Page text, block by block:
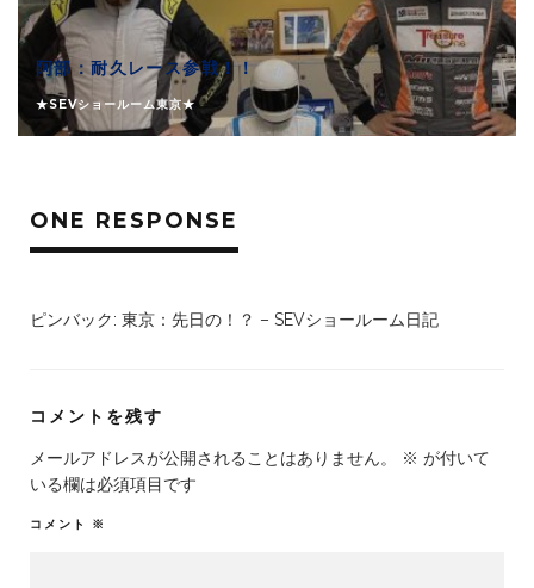
阿部：耐久レース参戦！！
★SEVショールーム東京★
ONE RESPONSE
ピンバック: 東京：先日の！？ – SEVショールーム日記
コメントを残す
メールアドレスが公開されることはありません。 ※ が付いて
いる欄は必須項目です
コメント ※